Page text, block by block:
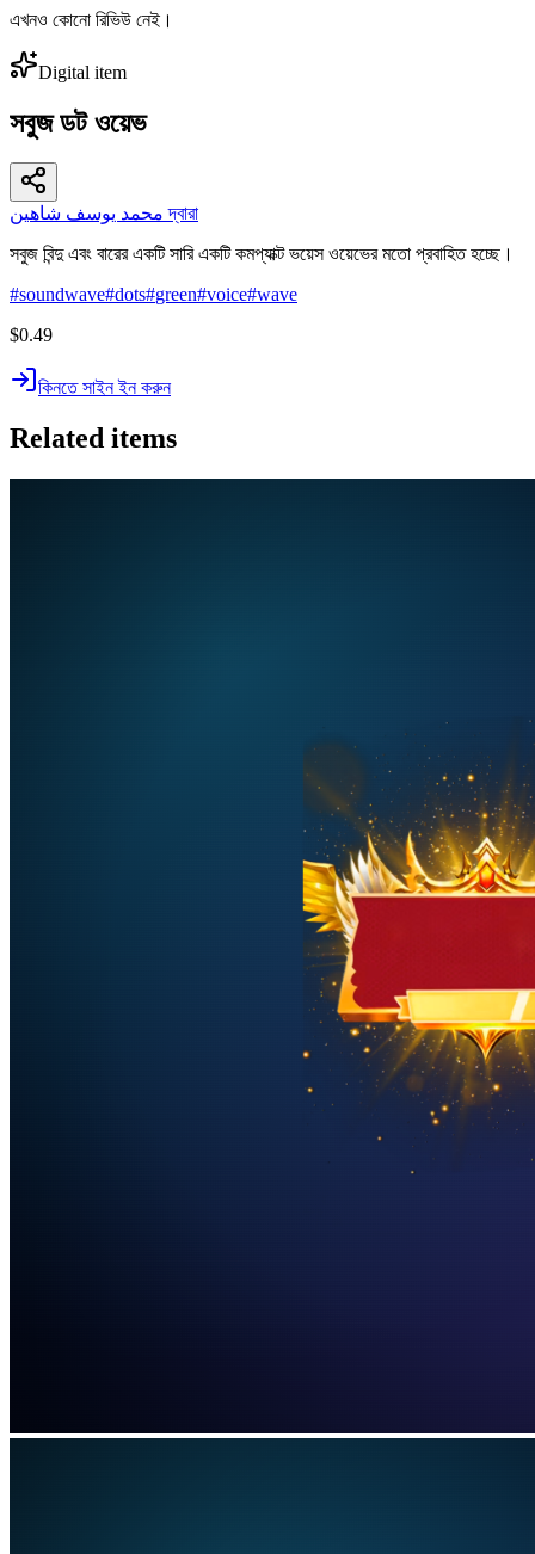
এখনও কোনো রিভিউ নেই।
Digital item
সবুজ ডট ওয়েভ
محمد يوسف شاهين দ্বারা
সবুজ বিন্দু এবং বারের একটি সারি একটি কমপ্যাক্ট ভয়েস ওয়েভের মতো প্রবাহিত হচ্ছে।
#soundwave#dots#green#voice#wave
$0.49
কিনতে সাইন ইন করুন
Related items